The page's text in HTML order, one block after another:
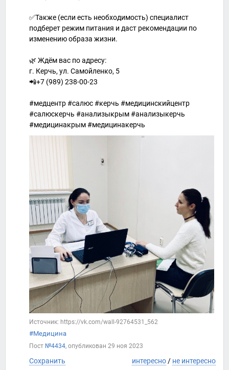
✅Также (если есть необходимость) специалист
подберет режим питания и даст рекомендации по
изменению образа жизни.
🌿 Ждём вас по адресу:
г. Керчь, ул. Самойленко, 5
📲+7 (989) 238-00-23
#медцентр #салюс #керчь #медицинскийцентр
#салюскерчь #анализыкрым #анализыкерчь
#медицинакрым #медицинакерчь
Источник: https://vk.com/wall-92764531_562
#Медицина
Пост №4434, опубликован 29 ноя 2023
Сохранить интересно/ не интересно